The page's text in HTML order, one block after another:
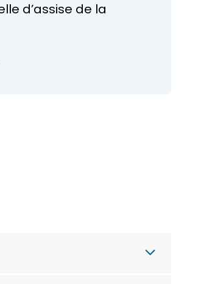
d’assise de la